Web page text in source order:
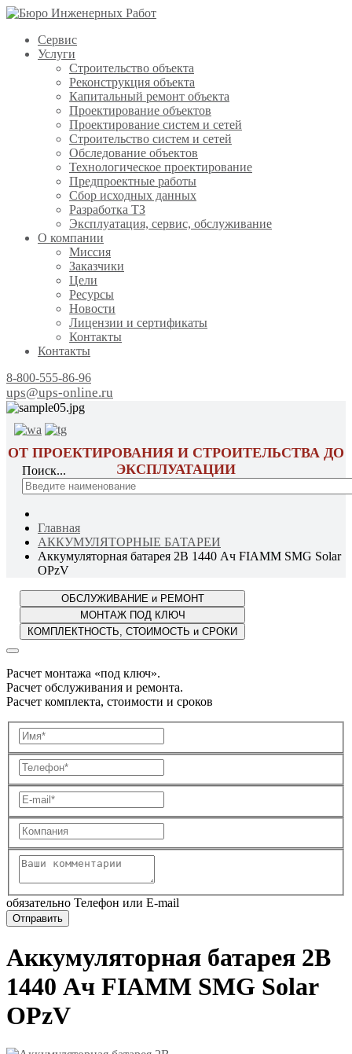
Сервис
Услуги
Строительство объекта
Реконструкция объекта
Капитальный ремонт объекта
Проектирование объектов
Проектирование систем и сетей
Строительство систем и сетей
Обследование объектов
Технологическое проектирование
Предпроектные работы
Сбор исходных данных
Разработка ТЗ
Эксплуатация, сервис, обслуживание
О компании
Миссия
Заказчики
Цели
Ресурсы
Новости
Лицензии и сертификаты
Контакты
Контакты
8-800-555-86-96
ups@ups-online.ru
ОТ ПРОЕКТИРОВАНИЯ И СТРОИТЕЛЬСТВА ДО
ЭКСПЛУАТАЦИИ
Поиск...
Главная
АККУМУЛЯТОРНЫЕ БАТАРЕИ
Аккумуляторная батарея 2В 1440 Ач FIAMM SMG Solar
OPzV
Расчет монтажа «под ключ».
Расчет обслуживания и ремонта.
Расчет комплекта, стоимости и сроков
обязательно Телефон или E-mail
Аккумуляторная батарея 2В
1440 Ач FIAMM SMG Solar
OPzV